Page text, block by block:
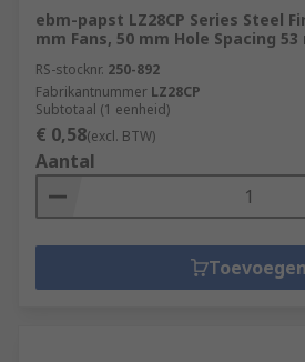
ebm-papst LZ28CP Series Steel
mm Fans, 50 mm Hole Spacing
RS-stocknr. 250-892
Fabrikantnummer LZ28CP
Subtotaal (1 eenheid)
€ 0,58(excl. BTW)
Aantal
Toevoegen